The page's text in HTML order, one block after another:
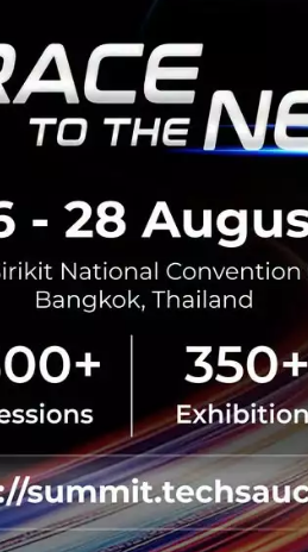
นายอนุทิน ชาญวีร
กระทรวงมหาดไทย
รับมือระเบียบโลกให
สิงหาคม 6, 2026 |
0
BOI รื้อเกณฑ์
ยั่งยืน คุมเข้มใช้พ
ชาติ และการจ้างงาน
บีโอไอขานรับระเบี
เดินหน้ายกเครื่อง
เปิดข้อมูล 42 โครง
ครอบคลุมประโยชน์
สิงหาคม 6, 2026 |
0
News AI BOI